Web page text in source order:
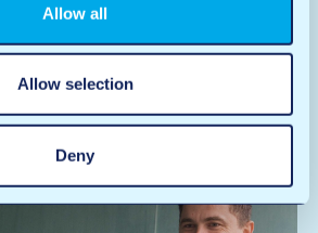
Allow all
Allow selection
Deny
fonctionne le
de lavage ?